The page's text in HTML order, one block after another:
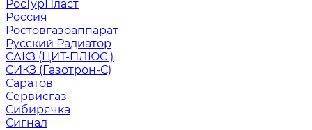
РосТурПласт
Россия
Ростовгазоаппарат
Русский Радиатор
САКЗ (ЦИТ-ПЛЮС )
СИКЗ (Газотрон-С)
Саратов
Сервисгаз
Сибирячка
Сигнал